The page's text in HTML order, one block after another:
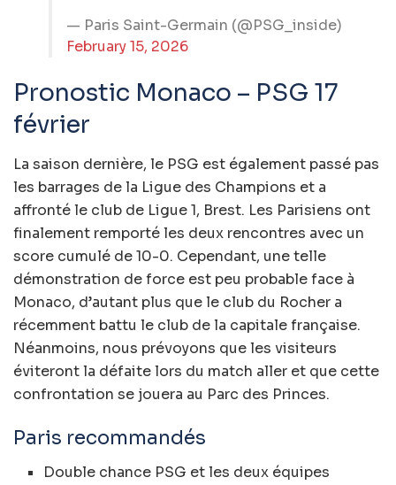
— Paris Saint-Germain (@PSG_inside)
February 15, 2026
Pronostic Monaco – PSG 17
février
La saison dernière, le PSG est également passé pas
les barrages de la Ligue des Champions et a
affronté le club de Ligue 1, Brest. Les Parisiens ont
finalement remporté les deux rencontres avec un
score cumulé de 10-0. Cependant, une telle
démonstration de force est peu probable face à
Monaco, d’autant plus que le club du Rocher a
récemment battu le club de la capitale française.
Néanmoins, nous prévoyons que les visiteurs
éviteront la défaite lors du match aller et que cette
confrontation se jouera au Parc des Princes.
Paris recommandés
Double chance PSG et les deux équipes